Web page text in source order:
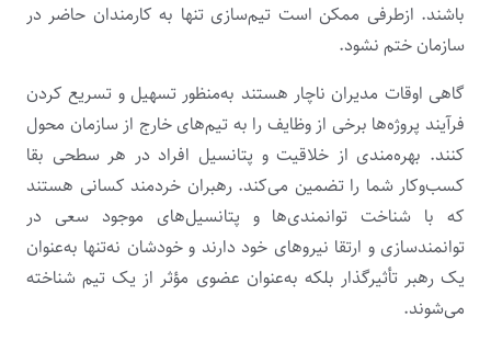
باشند. ازطرفی ممکن است تیم‌سازی تنها به کارمندان حاضر در
سازمان ختم نشود.
گاهی اوقات مدیران ناچار هستند به‌منظور تسهیل و تسریع کردن
فرآیند پروژه‌ها برخی از وظایف را به تیم‌های خارج از سازمان محول
کنند. بهره‌مندی از خلاقیت و پتانسیل افراد در هر سطحی بقا
کسب‌وکار شما را تضمین می‌کند. رهبران خردمند کسانی هستند
که با شناخت توانمندی‌ها و پتانسیل‌های موجود سعی در
توانمندسازی و ارتقا نیروهای خود دارند و خودشان نه‌تنها به‌عنوان
یک رهبر تأثیرگذار بلکه به‌عنوان عضوی مؤثر از یک تیم شناخته
می‌شوند.